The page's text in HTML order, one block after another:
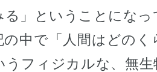
る」ということになっ
の中で「人間はどのく
うフィジカルな、無生